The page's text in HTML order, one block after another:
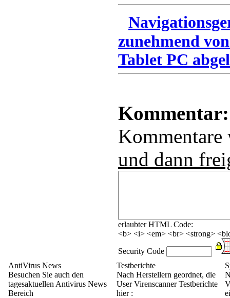
zunehmend
Tablet PC
Kommentar:
und dann
erlaubter HTML Code:
<b> <i> <em> <br> <strong>
Security Code
AntiVirus News
Besuchen Sie auch den
tagesaktuellen Antivirus News
Bereich
Testberichte
Nach Herstellern geordnet, die
User Virenscanner Testberichte
hier :